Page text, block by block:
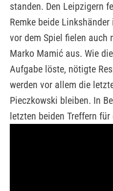
standen. Den Leipzigern
Remke beide
vor dem Spiel fielen auch
Marko Mamić aus. Wie
Aufgabe löste, nötigte
werden vor allem die
Pieczkowski bleiben. In
letzten beiden Treffern